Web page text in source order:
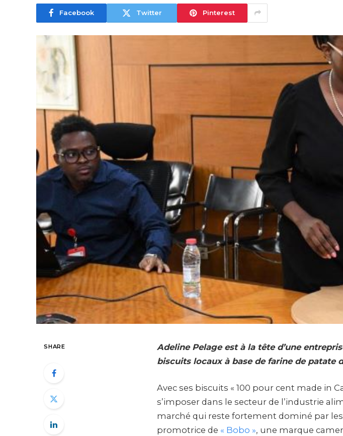
Facebook Twitter Pinterest
SHARE
Adeline Pelage est à la tête d’une
biscuits locaux à base de farine de patate
Avec ses biscuits « 100 pour cent made in
s’imposer dans le secteur de l’industrie
marché qui reste fortement dominé par
promotrice de « Bobo », une marque